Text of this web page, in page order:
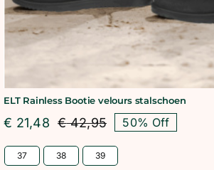
ELT Rainless Bootie velours stalschoen
€42,95Oorspronkelijke
prijs
was:
€ 21,48
Huidige
prijs
is:
50% Off
37 38 39